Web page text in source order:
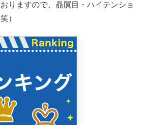
りますので、贔屓目・ハイテンショ
）